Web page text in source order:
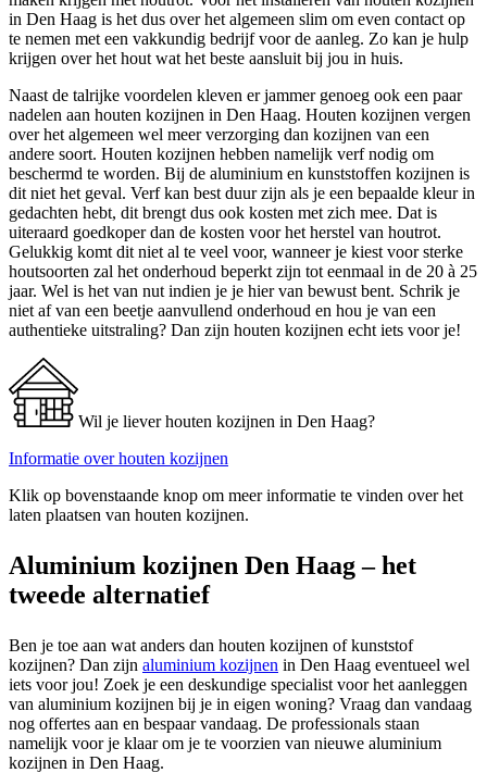
in Den Haag is het dus over het algemeen slim om even contact op
te nemen met een vakkundig bedrijf voor de aanleg. Zo kan je hulp
krijgen over het hout wat het beste aansluit bij jou in huis.
Naast de talrijke voordelen kleven er jammer genoeg ook een paar
nadelen aan houten kozijnen in Den Haag. Houten kozijnen vergen
over het algemeen wel meer verzorging dan kozijnen van een
andere soort. Houten kozijnen hebben namelijk verf nodig om
beschermd te worden. Bij de aluminium en kunststoffen kozijnen is
dit niet het geval. Verf kan best duur zijn als je een bepaalde kleur in
gedachten hebt, dit brengt dus ook kosten met zich mee. Dat is
uiteraard goedkoper dan de kosten voor het herstel van houtrot.
Gelukkig komt dit niet al te veel voor, wanneer je kiest voor sterke
houtsoorten zal het onderhoud beperkt zijn tot eenmaal in de 20 à 25
jaar. Wel is het van nut indien je je hier van bewust bent. Schrik je
niet af van een beetje aanvullend onderhoud en hou je van een
authentieke uitstraling? Dan zijn houten kozijnen echt iets voor je!
Wil je liever houten kozijnen in Den Haag?
Informatie over houten kozijnen
Klik op bovenstaande knop om meer informatie te vinden over het
laten plaatsen van houten kozijnen.
Aluminium kozijnen Den Haag – het
tweede alternatief
Ben je toe aan wat anders dan houten kozijnen of kunststof
kozijnen? Dan zijn aluminium kozijnen in Den Haag eventueel wel
iets voor jou! Zoek je een deskundige specialist voor het aanleggen
van aluminium kozijnen bij je in eigen woning? Vraag dan vandaag
nog offertes aan en bespaar vandaag. De professionals staan
namelijk voor je klaar om je te voorzien van nieuwe aluminium
kozijnen in Den Haag.